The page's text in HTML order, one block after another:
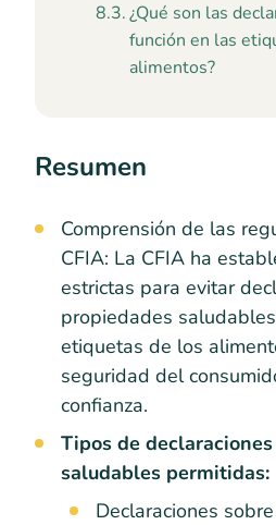
¿Qué son las
función en las
alimentos?
Resumen
Comprensión de las
CFIA: La CFIA ha
estrictas para evitar
propiedades
etiquetas de los
seguridad del
confianza.
Tipos de
saludables permitidas:
Declaraciones